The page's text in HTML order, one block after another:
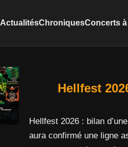
ActualitésChroniquesConcerts
Hellfest
Hellfest 2026 : bilan
aura confirmé une ligne